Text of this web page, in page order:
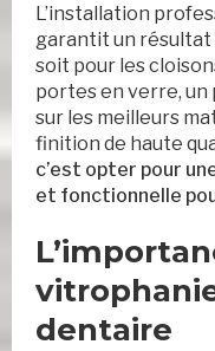
L’installation
garantit un résultat
soit pour les
portes en verre,
sur les meilleurs
finition de haute
c’est opter pour
et fonctionnelle
dentaire